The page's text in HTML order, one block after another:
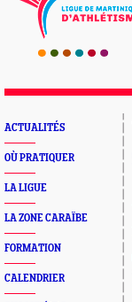
ACTUALITÉS
OÙ PRATIQUER
LA LIGUE
LA ZONE CARAÏBE
FORMATION
CALENDRIER